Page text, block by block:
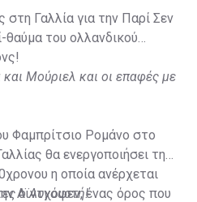
Γαλλία για την Παρί Σεν
θαύμα του ολλανδικού
Μούριελ και οι επαφές με
Φαμπρίτσιο Ρομάνο στο
θα ενεργοποιήσει τη
η οποία ανέρχεται
Αϊντχόφεν, ένας όρος που
ο Αυγουστή!